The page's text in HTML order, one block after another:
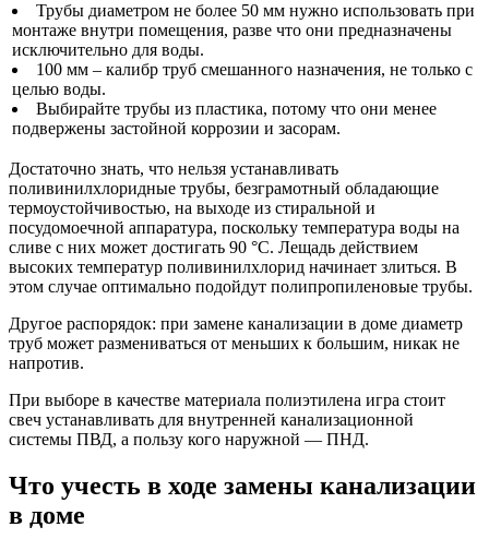
Трубы диаметром не более 50 мм нужно использовать при
монтаже внутри помещения, разве что они предназначены
исключительно для воды.
100 мм – калибр труб смешанного назначения, не только с
целью воды.
Выбирайте трубы из пластика, потому что они менее
подвержены застойной коррозии и засорам.
Достаточно знать, что нельзя устанавливать
поливинилхлоридные трубы, безграмотный обладающие
термоустойчивостью, на выходе из стиральной и
посудомоечной аппаратура, поскольку температура воды на
сливе с них может достигать 90 °С. Лещадь действием
высоких температур поливинилхлорид начинает злиться. В
этом случае оптимально подойдут полипропиленовые трубы.
Другое распорядок: при замене канализации в доме диаметр
труб может размениваться от меньших к большим, никак не
напротив.
При выборе в качестве материала полиэтилена игра стоит
свеч устанавливать для внутренней канализационной
системы ПВД, а пользу кого наружной — ПНД.
Что учесть в ходе замены канализации
в доме